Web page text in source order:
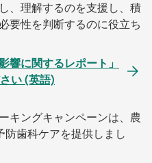
、理解するのを支援し、積
要性を判断するのに役立ち
響に関するレポート」
い (英語)
キングキャンペーンは、農
歯科ケアを提供しまし